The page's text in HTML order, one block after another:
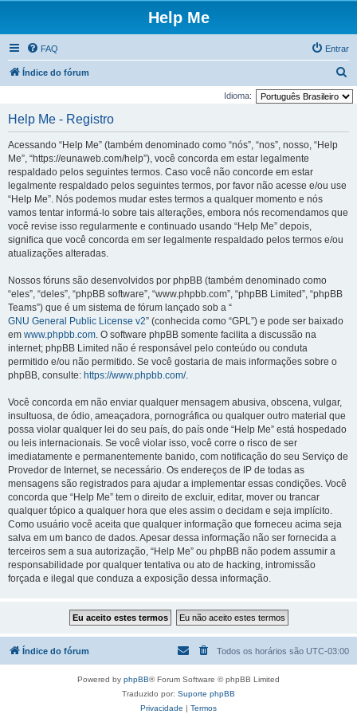
Help Me
FAQ Entrar
Índice do fórum
e
Idioma:
Help Me - Registro
Acessando “Help Me” (também denominado como “nós”, “nos”, nosso, “Help
Me”, “https://eunaweb.com/help”), você concorda em estar legalmente
respaldado pelos seguintes termos. Caso você não concorde em estar
legalmente respaldado pelos seguintes termos, por favor não acesse e/ou use
“Help Me”. Nós podemos mudar estes termos a qualquer momento e nós
vamos tentar informá-lo sobre tais alterações, embora nós recomendamos que
você revise isso regularmente e continuado usando “Help Me” depois,
significa que você concorda em ser legalmente respaldado pelos termos e/ou
atualizações alteradas.
Nossos fóruns são desenvolvidos por phpBB (também denominado como
“eles”, “deles”, “phpBB software”, “www.phpbb.com”, “phpBB Limited”, “phpBB
Teams”) que é um sistema de fórum lançado sob a “
GNU General Public License v2” (conhecida como “GPL”) e pode ser baixado
em www.phpbb.com. O software phpBB somente facilita a discussão na
internet; phpBB Limited não é responsável pelo conteúdo ou conduta
permitido e/ou não permitido. Se você gostaria de mais informações sobre o
phpBB, consulte: https://www.phpbb.com/.
Você concorda em não enviar qualquer mensagem abusiva, obscena, vulgar,
insultuosa, de ódio, ameaçadora, pornográfica ou qualquer outro material que
possa violar qualquer lei do seu país, do país onde “Help Me” está hospedado
ou leis internacionais. Se você violar isso, você corre o risco de ser
imediatamente e permanentemente banido, com notificação do seu Serviço de
Provedor de Internet, se necessário. Os endereços de IP de todas as
mensagens são registrados para ajudar a implementar essas condições. Você
concorda que “Help Me” tem o direito de excluir, editar, mover ou trancar
qualquer tópico a qualquer hora que eles assim o decidam e seja implícito.
Como usuário você aceita que qualquer informação que forneceu acima seja
salva em um banco de dados. Apesar dessa informação não ser fornecida a
terceiros sem a sua autorização, “Help Me” ou phpBB não podem assumir a
responsabilidade por qualquer tentativa ou ato de hacking, intromissão
forçada e ilegal que conduza a exposição dessa informação.
Índice do fórum Todos os horários são UTC-03:00
Powered by phpBB® Forum Software © phpBB Limited
Traduzido por: Suporte phpBB
Privacidade | Termos